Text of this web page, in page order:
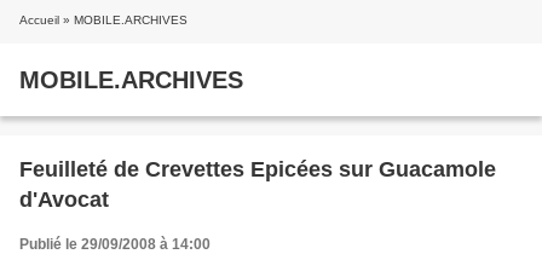
Accueil » MOBILE.ARCHIVES
MOBILE.ARCHIVES
Feuilleté de Crevettes Epicées sur Guacamole
d'Avocat
Publié le 29/09/2008 à 14:00